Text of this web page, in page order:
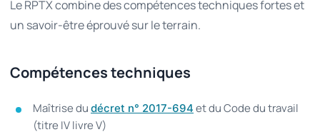
Le RPTX combine des compétences techniques fortes et
un savoir-être éprouvé sur le terrain.
Compétences techniques
Maîtrise du décret n° 2017-694 et du Code du travail
(titre IV livre V)